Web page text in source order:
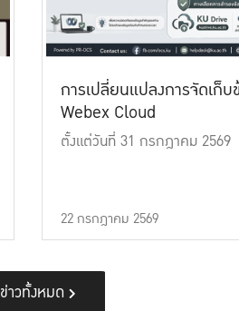
การเปลี่ยนแปลงการจัดเก็
Webex Cloud
ตั้งแต่วันที่ 31 กรกฎาคม 2569
22 กรกฎาคม 2569
ข่าวทั้งหมด